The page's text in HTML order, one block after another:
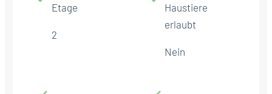
Etage
2
Haustiere
erlaubt
Nein